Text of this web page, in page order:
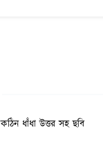
ধাঁধা উত্তর সহ ছবি